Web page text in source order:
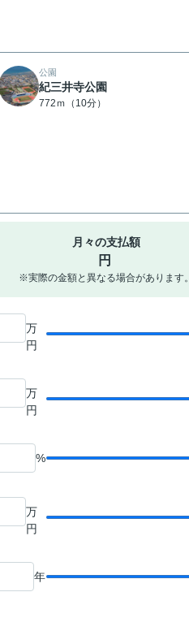
公園
紀三井寺公園
772ｍ（10分）
月々の支払額
円
※実際の金額と異なる場合があります。
万
円
万
円
%
万
円
年